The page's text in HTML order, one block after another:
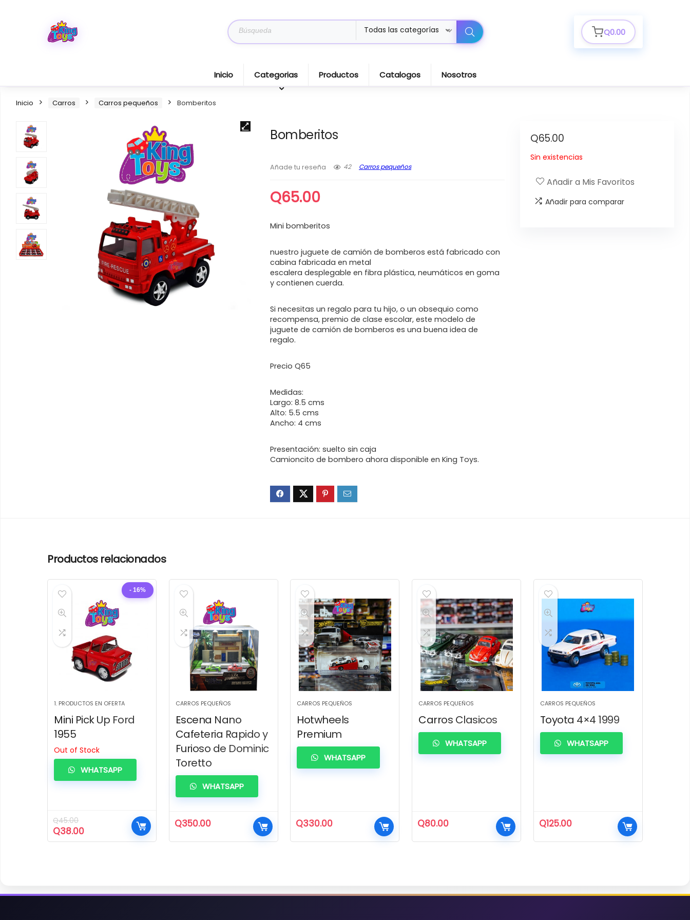
Search
for:
Todas las categorías Q0.00
Inicio Categorias Productos Catalogos Nosotros
Inicio Carros Carros pequeños Bomberitos
Bomberitos
Añade tu reseña 42 Carros pequeños
Q65.00
Mini bomberitos
nuestro juguete de camión de bomberos está fabricado con
cabina fabricada en metal
escalera desplegable en fibra plástica, neumáticos en goma
y contienen cuerda.
Si necesitas un regalo para tu hijo, o un obsequio como
recompensa, premio de clase escolar, este modelo de
juguete de camión de bomberos es una buena idea de
regalo.
Precio Q65
Medidas:
Largo: 8.5 cms
Alto: 5.5 cms
Ancho: 4 cms
Presentación: suelto sin caja
Camioncito de bombero ahora disponible en King Toys.
Q65.00
Sin existencias
Añadir a Mis Favoritos
Añadir para comparar
Productos relacionados
- 16%
1. PRODUCTOS EN OFERTA
Mini Pick Up Ford
1955
Out of Stock
Q45.00
El
precio
Q38.00El
precio
WHATSAPP
CARROS PEQUEÑOS
Escena Nano
Cafeteria Rapido y
Furioso de Dominic
Toretto
Q350.00
WHATSAPP
CARROS PEQUEÑOS
Hotwheels
Premium
Q330.00
WHATSAPP
CARROS PEQUEÑOS
Carros Clasicos
Q80.00
WHATSAPP
CARROS PEQUEÑOS
Toyota 4×4 1999
Q125.00
WHATSAPP